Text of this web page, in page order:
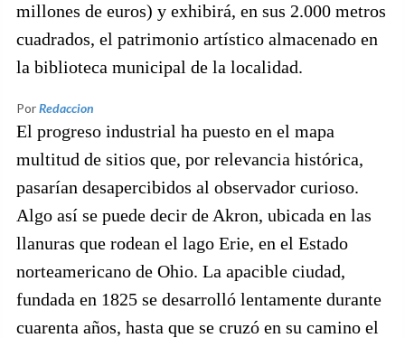
millones de euros) y exhibirá, en sus 2.000 metros
cuadrados, el patrimonio artístico almacenado en
la biblioteca municipal de la localidad.
PorRedaccion
El progreso industrial ha puesto en el mapa
multitud de sitios que, por relevancia histórica,
pasarían desapercibidos al observador curioso.
Algo así se puede decir de Akron, ubicada en las
llanuras que rodean el lago Erie, en el Estado
norteamericano de Ohio. La apacible ciudad,
fundada en 1825 se desarrolló lentamente durante
cuarenta años, hasta que se cruzó en su camino el